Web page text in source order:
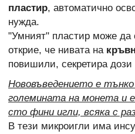
пластир, автоматично
нужда.
"Умният" пластир може да
открие, че нивата на
повишили, секретира дози
Нововъведението е
големината на монета и
сто фини игли, всяка с
В тези микроигли има